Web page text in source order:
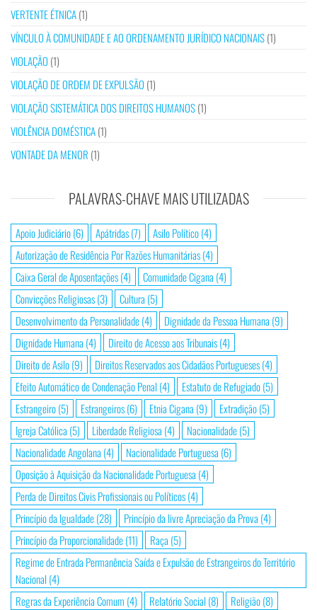
VERTENTE ÉTNICA(1)
VÍNCULO À COMUNIDADE E AO ORDENAMENTO JURÍDICO NACIONAIS(1)
VIOLAÇÃO (1)
VIOLAÇÃO DE ORDEM DE EXPULSÃO (1)
VIOLAÇÃO SISTEMÁTICA DOS DIREITOS HUMANOS(1)
VIOLÊNCIA DOMÉSTICA(1)
VONTADE DA MENOR (1)
PALAVRAS-CHAVE MAIS UTILIZADAS
Apoio Judiciário(6) Apátridas(7) Asilo Político(4)
Autorização de Residência Por Razões Humanitárias(4)
Caixa Geral de Aposentações(4) Comunidade Cigana (4)
Convicções Religiosas(3) Cultura (5)
Desenvolvimento da Personalidade(4) Dignidade da Pessoa Humana (9)
Dignidade Humana (4) Direito de Acesso aos Tribunais(4)
Direito de Asilo(9) Direitos Reservados aos Cidadãos Portugueses(4)
Efeito Automático de Condenação Penal (4) Estatuto de Refugiado(5)
Estrangeiro(5) Estrangeiros(6) Etnia Cigana (9) Extradição(5)
Igreja Católica (5) Liberdade Religiosa (4) Nacionalidade(5)
Nacionalidade Angolana (4) Nacionalidade Portuguesa (6)
Oposição à Aquisição da Nacionalidade Portuguesa (4)
Perda de Direitos Civis Profissionais ou Políticos(4)
Princípio da Igualdade(28) Princípio da livre Apreciação da Prova (4)
Princípio da Proporcionalidade(11) Raça (5)
Regime de Entrada Permanência Saída e Expulsão de Estrangeiros do Território
Nacional (4)
Regras da Experiência Comum (4) Relatório Social (8) Religião(8)